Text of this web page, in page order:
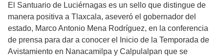
El Santuario de Luciérnagas es un sello que distingue de
manera positiva a Tlaxcala, aseveró el gobernador del
estado, Marco Antonio Mena Rodríguez, en la conferencia
de prensa para dar a conocer el Inicio de la Temporada de
Avistamiento en Nanacamilpa y Calpulalpan que se